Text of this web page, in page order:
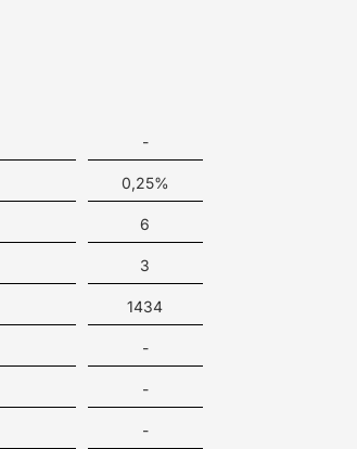
-
0,25%
6
3
1434
-
-
-